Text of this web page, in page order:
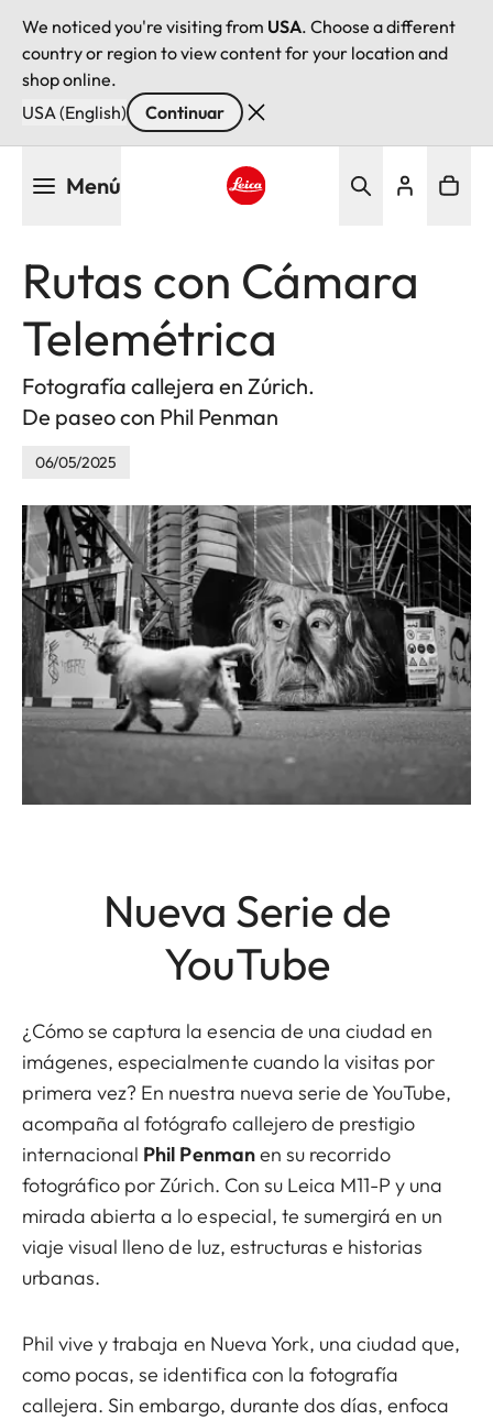
We noticed you're visiting from USA. Choose a different
country or region to view content for your location and
shop online.
USA (English)
Continuar
Menú
Rutas con Cámara
Telemétrica
Fotografía callejera en Zúrich.
De paseo con Phil Penman
06/05/2025
Nueva Serie de
YouTube
¿Cómo se captura la esencia de una ciudad en
imágenes, especialmente cuando la visitas por
primera vez? En nuestra nueva serie de YouTube,
acompaña al fotógrafo callejero de prestigio
internacional Phil Penmanen su recorrido
fotográfico por Zúrich. Con su Leica M11-P y una
mirada abierta a lo especial, te sumergirá en un
viaje visual lleno de luz, estructuras e historias
urbanas.
Phil vive y trabaja en Nueva York, una ciudad que,
como pocas, se identifica con la fotografía
callejera. Sin embargo, durante dos días, enfoca